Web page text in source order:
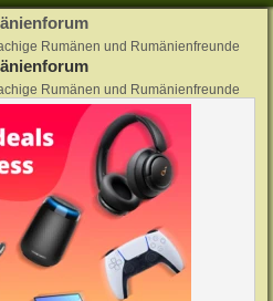
Rumänen und Rumänienfreunde
Rumänen und Rumänienfreunde